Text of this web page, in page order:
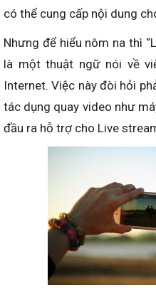
có thể cung cấp nội dung
Nhưng để hiểu nôm na thì
là một thuật ngữ nói về
Internet. Việc này đòi hỏi
tác dụng quay video như
đầu ra hỗ trợ cho Live